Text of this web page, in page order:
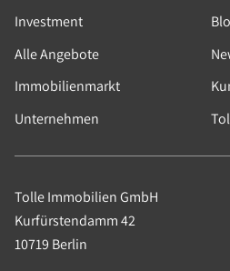
Investment
Alle Angebote
Immobilienmarkt
Unternehmen
Tolle Immobilien GmbH
Kurfürstendamm 42
10719 Berlin